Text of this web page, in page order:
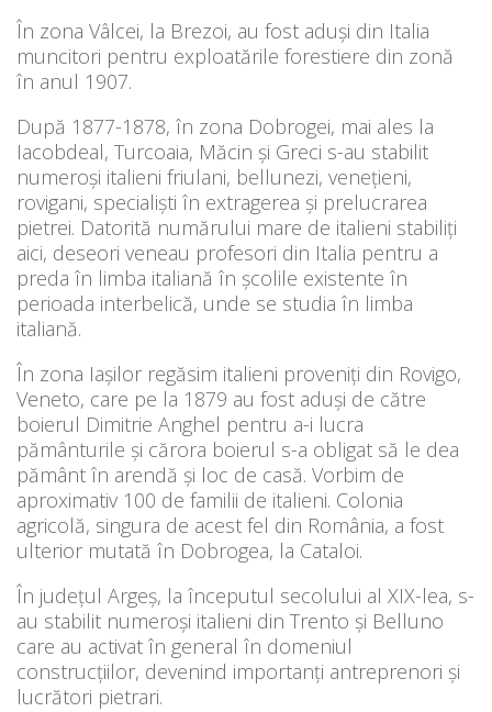
În zona Vâlcei, la Brezoi, au fost aduși din Italia
muncitori pentru exploatările forestiere din zonă
în anul 1907.
După 1877-1878, în zona Dobrogei, mai ales la
Iacobdeal, Turcoaia, Măcin şi Greci s-au stabilit
numeroși italieni friulani, bellunezi, veneţieni,
rovigani, specialişti în extragerea şi prelucrarea
pietrei. Datorită numărului mare de italieni stabiliți
aici, deseori veneau profesori din Italia pentru a
preda în limba italiană în școlile existente în
perioada interbelică, unde se studia în limba
italiană.
În zona Iașilor regăsim italieni proveniți din Rovigo,
Veneto, care pe la 1879 au fost aduși de către
boierul Dimitrie Anghel pentru a-i lucra
pământurile și cărora boierul s-a obligat să le dea
pământ în arendă și loc de casă. Vorbim de
aproximativ 100 de familii de italieni. Colonia
agricolă, singura de acest fel din România, a fost
ulterior mutată în Dobrogea, la Cataloi.
În județul Argeș, la începutul secolului al XIX-lea, s-
au stabilit numeroși italieni din Trento și Belluno
care au activat în general în domeniul
construcțiilor, devenind importanți antreprenori și
lucrători pietrari.